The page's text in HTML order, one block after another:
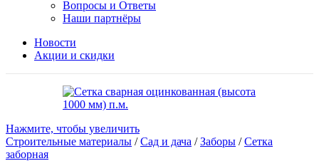
Вопросы и Ответы
Наши партнёры
Новости
Акции и скидки
Нажмите, чтобы увеличить
Строительные материалы /Сад и дача /Заборы /Сетка
заборная